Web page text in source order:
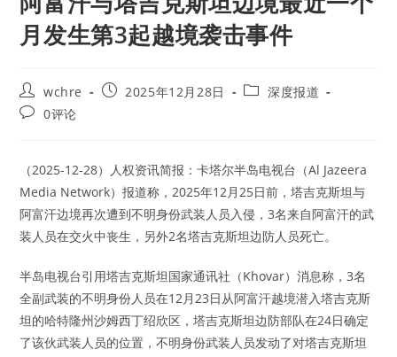
月发生第3起越境袭击事件
Post
author:
wchre
Post2025年12月28日
Post深度报道
Post0评论
（2025-12-28）人权资讯简报：卡塔尔半岛电视台（Al Jazeera
Media Network）报道称，2025年12月25日前，塔吉克斯坦与
阿富汗边境再次遭到不明身份武装人员入侵，3名来自阿富汗的武
装人员在交火中丧生，另外2名塔吉克斯坦边防人员死亡。
半岛电视台引用塔吉克斯坦国家通讯社（Khovar）消息称，3名
全副武装的不明身份人员在12月23日从阿富汗越境潜入塔吉克斯
坦的哈特隆州沙姆西丁绍欣区，塔吉克斯坦边防部队在24日确定
了该伙武装人员的位置，不明身份武装人员发动了对塔吉克斯坦